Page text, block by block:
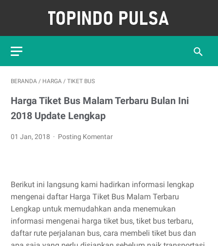
BERANDA / HARGA / TIKET BUS
Harga Tiket Bus Malam Terbaru Bulan Ini
2018 Update Lengkap
01 Jan, 2018 Posting Komentar
Berikut ini langsung kami hadirkan informasi lengkap
mengenai daftar Harga Tiket Bus Malam Terbaru
Lengkap untuk memudahkan anda menemukan
informasi mengenai harga tiket bus, tiket bus terbaru,
daftar rute perjalanan bus, cara membeli tiket bus dan